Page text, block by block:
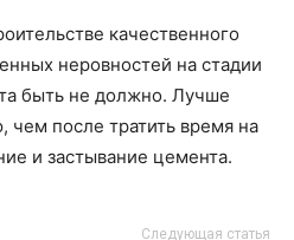
качественного
неровностей на стадии
быть не должно. Лучше
чем после тратить время на
и застывание цемента.
Следующая статья